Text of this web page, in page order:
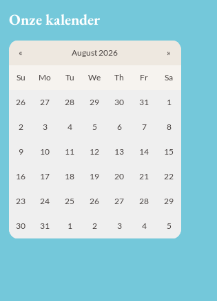
Onze kalender
« August 2026 »
Su Mo Tu We Th Fr Sa
26 27 28 29 30 31 1
2 3 4 5 6 7 8
9 10 11 12 13 14 15
16 17 18 19 20 21 22
23 24 25 26 27 28 29
30 31 1 2 3 4 5